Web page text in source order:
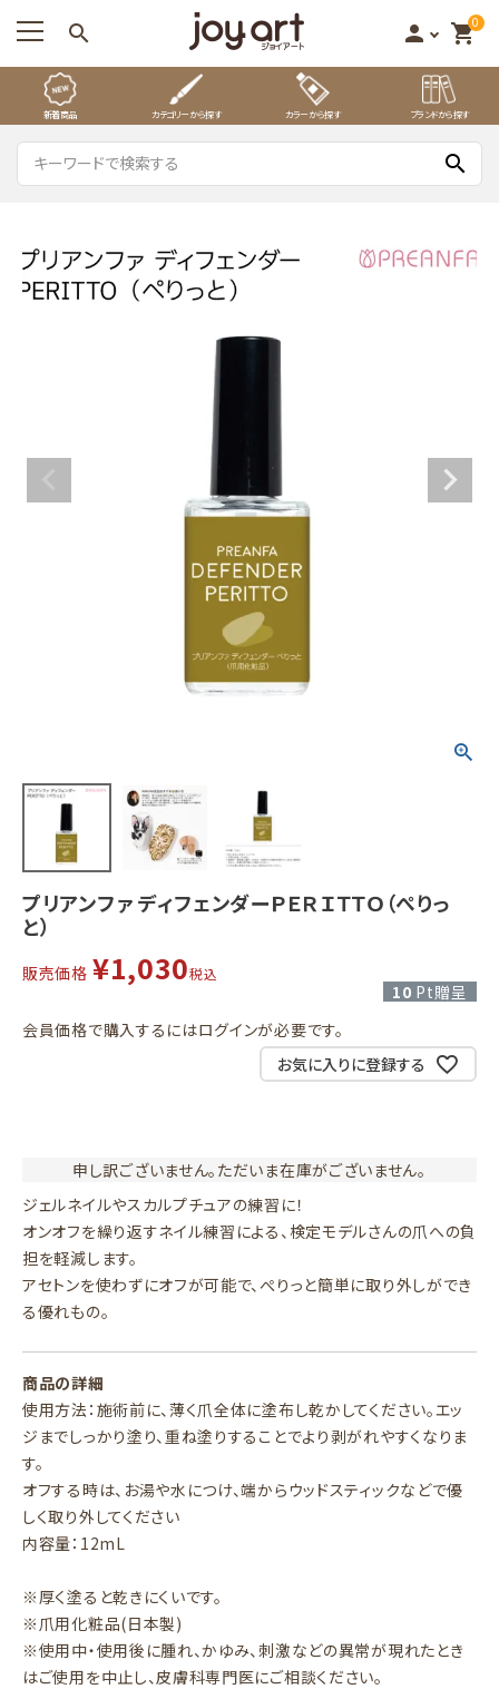
search person 0
shopping_cart
新着商品 カテゴリーから探す カラーから探す ブランドから探す
search
プリアンファ ディフェンダーＰＥＲＩＴＴＯ（ぺりっ
と）
販売価格 ¥1,030税込
10 Pt贈呈
会員価格で購入するにはログインが必要です。
お気に入りに登録する
申し訳ございません。ただいま在庫がございません。
ジェルネイルやスカルプチュアの練習に！
オンオフを繰り返すネイル練習による、検定モデルさんの爪への負
担を軽減します。
アセトンを使わずにオフが可能で、ぺりっと簡単に取り外しができ
る優れもの。
商品の詳細
使用方法：施術前に、薄く爪全体に塗布し乾かしてください。エッ
ジまでしっかり塗り、重ね塗りすることでより剥がれやすくなりま
す。
オフする時は、お湯や水につけ、端からウッドスティックなどで優
しく取り外してください
内容量：12mL
※厚く塗ると乾きにくいです。
※爪用化粧品(日本製)
※使用中・使用後に腫れ、かゆみ、刺激などの異常が現れたとき
はご使用を中止し、皮膚科専門医にご相談ください。